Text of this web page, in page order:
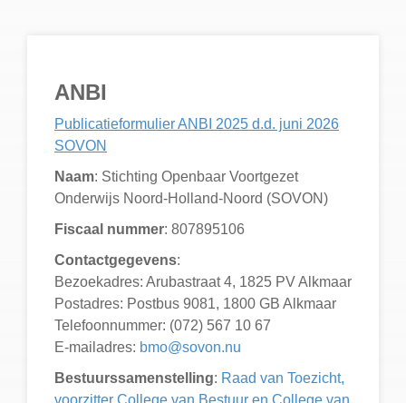
ANBI
Publicatieformulier ANBI 2025 d.d. juni 2026
SOVON
Naam: Stichting Openbaar Voortgezet
Onderwijs Noord-Holland-Noord (SOVON)
Fiscaal nummer: 807895106
Contactgegevens:
Bezoekadres: Arubastraat 4, 1825 PV Alkmaar
Postadres: Postbus 9081, 1800 GB Alkmaar
Telefoonnummer: (072) 567 10 67
E-mailadres: bmo@sovon.nu
Bestuurssamenstelling: Raad van Toezicht,
voorzitter College van Bestuur en College van